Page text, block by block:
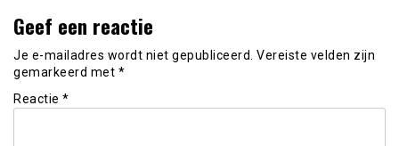
Geef een reactie
Je e-mailadres wordt niet gepubliceerd. Vereiste velden zijn
gemarkeerd met *
Reactie *